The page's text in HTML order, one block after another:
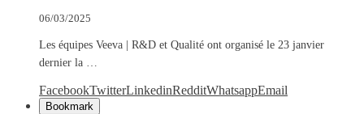
06/03/2025
Les équipes Veeva | R&D et Qualité ont organisé le 23 janvier
dernier la …
FacebookTwitterLinkedinRedditWhatsappEmail
Bookmark